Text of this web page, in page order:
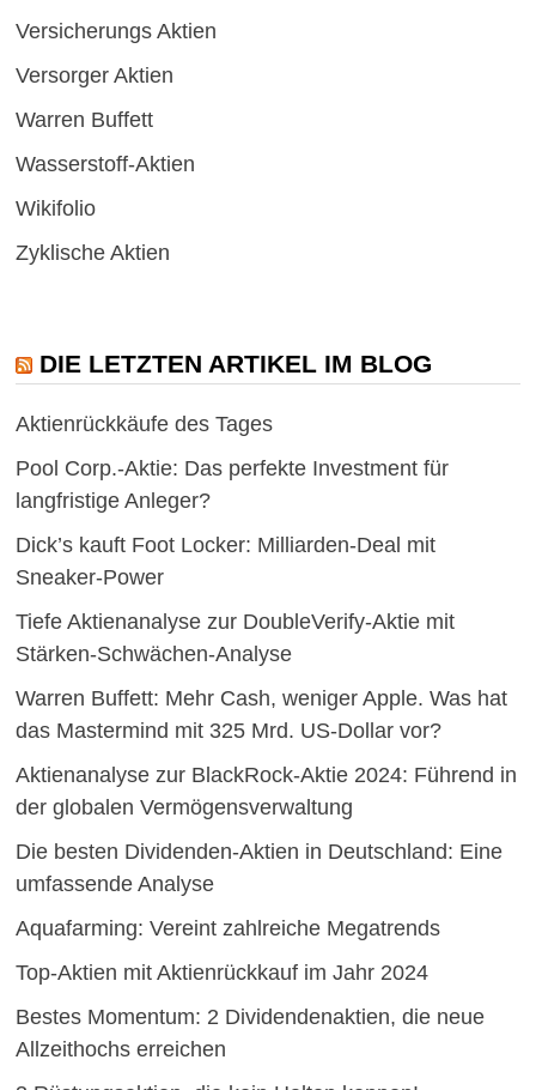
Versicherungs Aktien
Versorger Aktien
Warren Buffett
Wasserstoff-Aktien
Wikifolio
Zyklische Aktien
DIE LETZTEN ARTIKEL IM BLOG
Aktienrückkäufe des Tages
Pool Corp.-Aktie: Das perfekte Investment für
langfristige Anleger?
Dick’s kauft Foot Locker: Milliarden-Deal mit
Sneaker-Power
Tiefe Aktienanalyse zur DoubleVerify-Aktie mit
Stärken-Schwächen-Analyse
Warren Buffett: Mehr Cash, weniger Apple. Was hat
das Mastermind mit 325 Mrd. US-Dollar vor?
Aktienanalyse zur BlackRock-Aktie 2024: Führend in
der globalen Vermögensverwaltung
Die besten Dividenden-Aktien in Deutschland: Eine
umfassende Analyse
Aquafarming: Vereint zahlreiche Megatrends
Top-Aktien mit Aktienrückkauf im Jahr 2024
Bestes Momentum: 2 Dividendenaktien, die neue
Allzeithochs erreichen